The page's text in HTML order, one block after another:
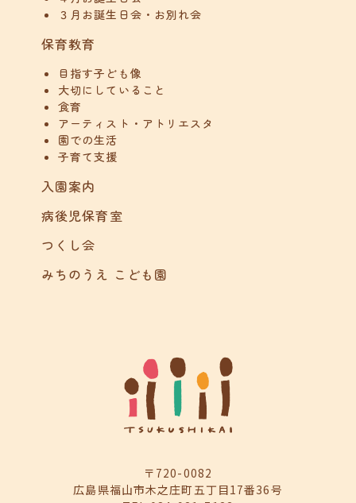
３月お誕生日会・お別れ会
保育教育
目指す子ども像
大切にしていること
食育
アーティスト・アトリエスタ
園での生活
子育て支援
入園案内
病後児保育室
つくし会
みちのうえ こども園
〒720-0082
広島県福山市木之庄町五丁目17番36号